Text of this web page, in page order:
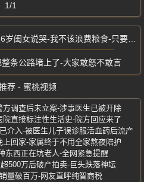
1/1
说哭-我不该浪费粮食-只要能填饱肚子就好
条公路堵上了-大家敢怒不敢言
荐 - 蜜桃视频
调查后未立案-涉事医生已被开除
直接标注性生活史-院方回应来了
介入-被医生儿子误诊服活血药后流产
回家-家属终于不用全家熬夜陪护
东西正在坑老人-全网紧急提醒
500万后破产拍卖-巨头跌落神坛
量破百万-网友直呼纯智商税